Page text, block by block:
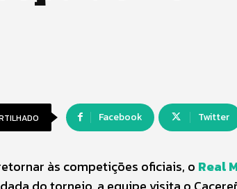
Facebook Twitter
às competições oficiais, o Real